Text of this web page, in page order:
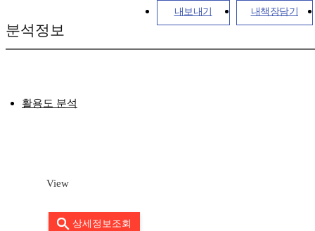
내보내기 내책장담기
분석정보
활용도 분석
View
상세정보조회